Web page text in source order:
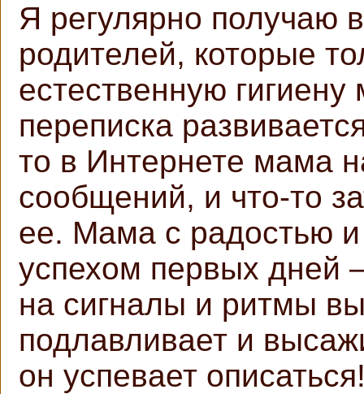
Я регулярно получаю
родителей, которые
естественную
переписка
то в Интернете мама
сообщений, и что-то
ее. Мама с радостью
успехом первых дней
на сигналы и ритмы
подлавливает и
он успевает